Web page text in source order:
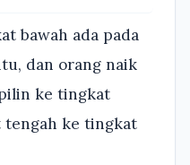
bawah ada pada
dan orang naik
ke tingkat
ke tingkat